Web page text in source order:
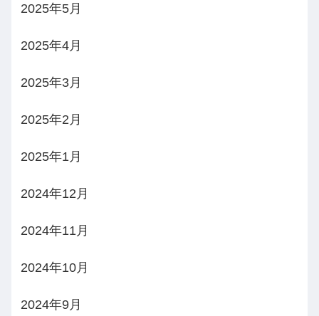
2025年5月
2025年4月
2025年3月
2025年2月
2025年1月
2024年12月
2024年11月
2024年10月
2024年9月